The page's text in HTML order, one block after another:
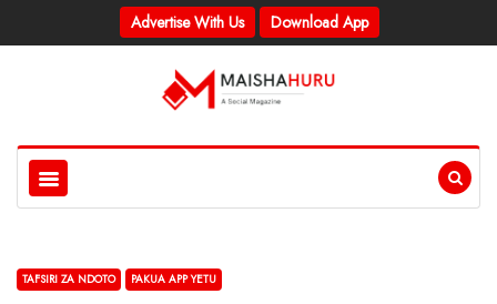
Advertise With Us Download App
TAFSIRI ZA NDOTO PAKUA APP YETU